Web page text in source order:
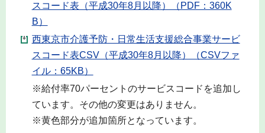
スコード表（平成30年8月以降）（PDF：360K
B）
西東京市介護予防・日常生活支援総合事業サービ
スコード表CSV（平成30年8月以降）（CSVファ
イル：65KB）
※給付率70パーセントのサービスコードを追加し
ています。その他の変更はありません。
※黄色部分が追加箇所となっています。